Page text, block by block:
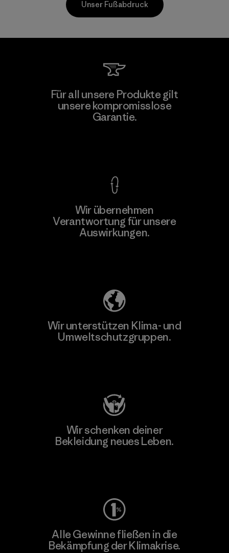
Mitsui Bussan Techno Products
CO., LTD/"Pertex"
Unser Fußabdruck
Für all unsere Produkte gilt
unsere kompromisslose
Garantie.
Wir übernehmen
Verantwortung für unsere
Auswirkungen.
Wir unterstützen Klima- und
Umweltschutzgruppen.
Wir schenken deiner
Bekleidung neues Leben.
Alle Gewinne fließen in die
Bekämpfung der Klimakrise.